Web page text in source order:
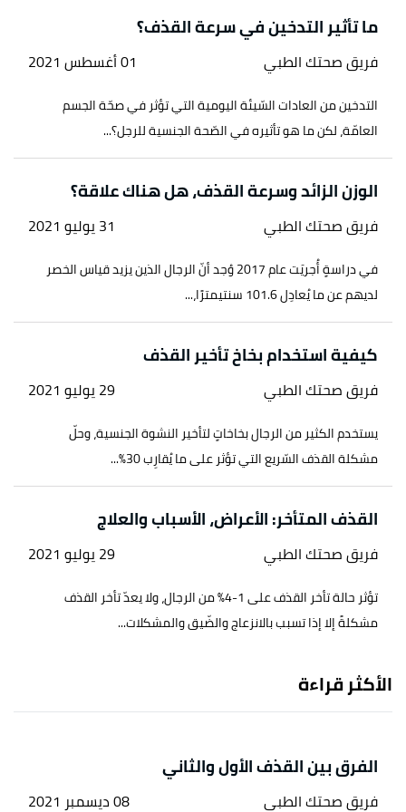
28/11/2021. Edited.
^أ بت "Top 10 Foods that Help Prevent Premature
28/11/2021. Edited.
^
"10 Foods That Will Help Cure Premature
Ejaculation" , misters.in, Retrieved 28/11/2021.
Edited.
ما تأثير التدخين في سرعة القذف؟
فريق صحتك الطبي 01 أغسطس 2021
التدخين من العادات السّيئة اليومية التي تؤثر في صحّة الجسم
العامّة، لكن ما هو تأثيره في الصّحة الجنسية للرجل؟...
الوزن الزائد وسرعة القذف، هل هناك علاقة؟
فريق صحتك الطبي 31 يوليو 2021
في دراسةٍ أُجريَت عام 2017 وُجد أنّ الرجال الذين يزيد قياس الخصر
لديهم عن ما يُعادِل 101.6 سنتيمترًا،...
كيفية استخدام بخاخ تأخير القذف
فريق صحتك الطبي 29 يوليو 2021
يستخدم الكثير من الرجال بخاخاتٍ لتأخير النشوة الجنسية، وحلّ
مشكلة القذف السّريع التي تؤثر على ما يُقارِب 30%...
القذف المتأخر: الأعراض، الأسباب والعلاج
فريق صحتك الطبي 29 يوليو 2021
تؤثر حالة تأخر القذف على 1-4% من الرجال، ولا يعدّ تأخر القذف
مشكلةً إلا إذا تسبب بالانزعاج والضّيق والمشكلات...
الأكثر قراءة
الفرق بين القذف الأول والثاني
فريق صحتك الطبي 08 ديسمبر 2021